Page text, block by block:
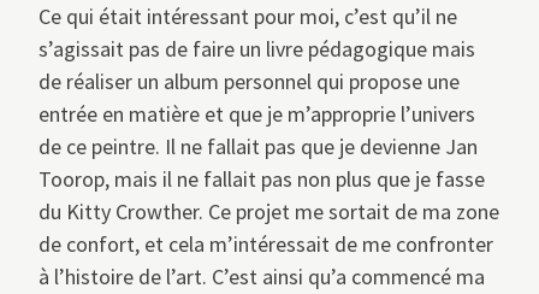
Ce qui était intéressant pour moi, c’est qu’il ne
s’agissait pas de faire un livre pédagogique mais
de réaliser un album personnel qui propose une
entrée en matière et que je m’approprie l’univers
de ce peintre. Il ne fallait pas que je devienne Jan
Toorop, mais il ne fallait pas non plus que je fasse
du Kitty Crowther. Ce projet me sortait de ma zone
de confort, et cela m’intéressait de me confronter
à l’histoire de l’art. C’est ainsi qu’a commencé ma